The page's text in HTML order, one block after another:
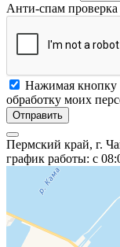
Анти-спам проверка
Нажимая кнопку
обработку моих
Отправить
Пермский край, г.
график работы: с